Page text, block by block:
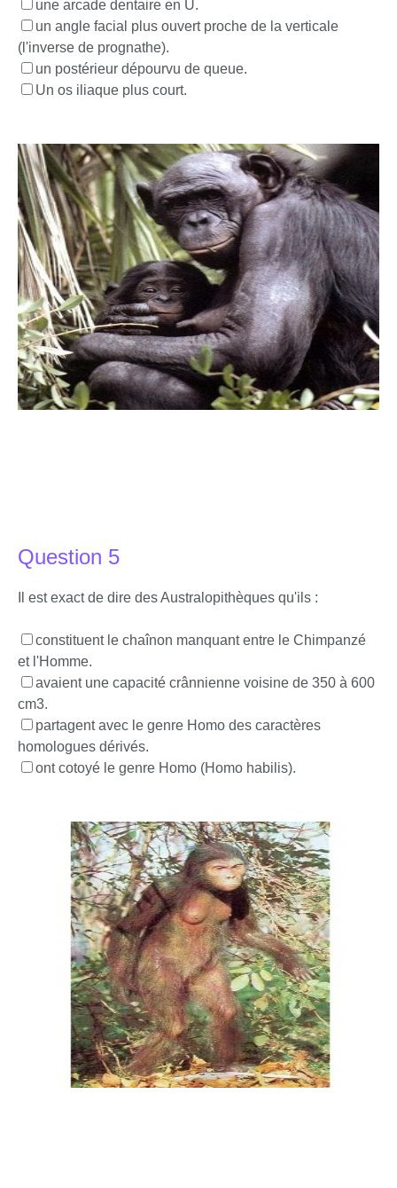
une arcade dentaire en U.
un angle facial plus ouvert proche de la verticale
(l'inverse de prognathe).
un postérieur dépourvu de queue.
Un os iliaque plus court.
Question 5
Il est exact de dire des Australopithèques qu'ils :
constituent le chaînon manquant entre le Chimpanzé
et l'Homme.
avaient une capacité crânnienne voisine de 350 à 600
cm3.
partagent avec le genre Homo des caractères
homologues dérivés.
ont cotoyé le genre Homo (Homo habilis).